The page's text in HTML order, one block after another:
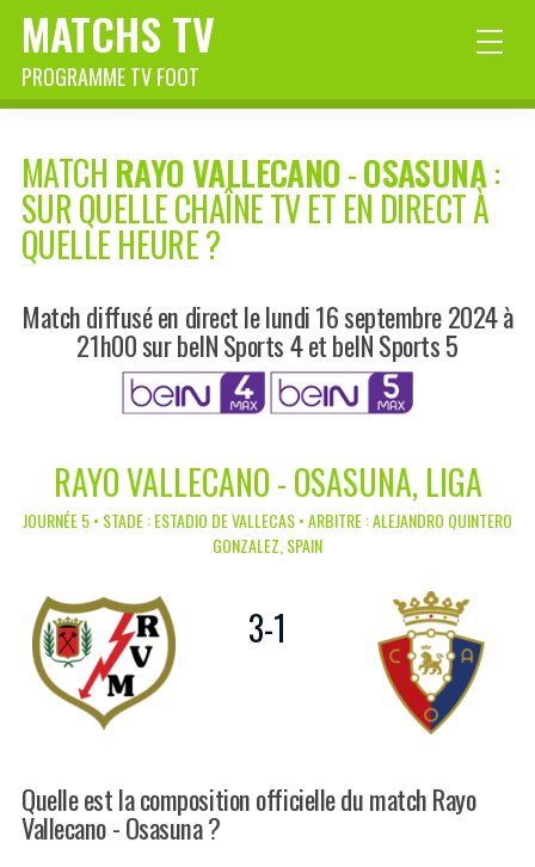
MATCHS TV
PROGRAMME TV FOOT
MATCH RAYO VALLECANO-OSASUNA:
SUR QUELLE CHAÎNE TV ET EN DIRECT À
QUELLE HEURE ?
Match diffusé en direct le lundi 16 septembre 2024 à
21h00 sur beIN Sports 4 et beIN Sports 5
RAYO VALLECANO - OSASUNA, LIGA
JOURNÉE 5 • STADE : ESTADIO DE VALLECAS • ARBITRE : ALEJANDRO QUINTERO
GONZALEZ, SPAIN
3-1
Quelle est la composition officielle du match Rayo
Vallecano - Osasuna ?